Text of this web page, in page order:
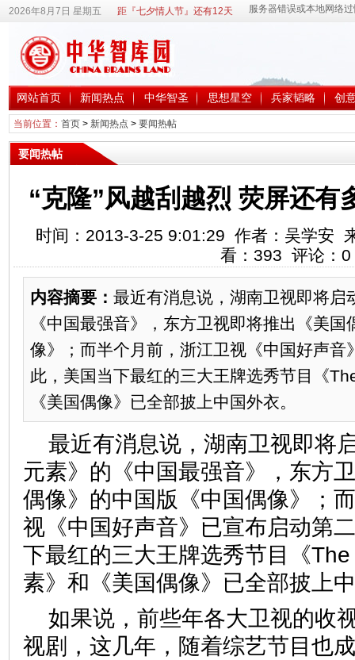
2026年8月7日 星期五 距『七夕情人节』还有12天
网站首页 新闻热点 中华智圣 思想星空 兵家韬略 创
当前位置： 首页> 新闻热点 > 要闻热帖
要闻热帖
“克隆”风越刮越烈 荧屏还有
时间：2013-3-25 9:01:29 作者：吴学安
看： 393 评论： 0
内容摘要： 最近有消息说，湖南卫视即将启
《中国最强音》，东方卫视即将推出《美
像》；而半个月前，浙江卫视《中国好声音
此，美国当下最红的三大王牌选秀节目《
《美国偶像》已全部披上中国外衣。
最近有消息说，湖南卫视即将
元素》的《中国最强音》，东方
偶像》的中国版《中国偶像》；
视《中国好声音》已宣布启动第
下最红的三大王牌选秀节目《
素》和《美国偶像》已全部披上
如果说，前些年各大卫视的收
视剧，这几年，随着综艺节目也